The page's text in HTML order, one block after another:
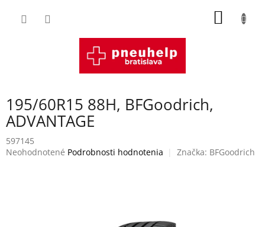
195/60R15 88H, BFGoodrich,
ADVANTAGE
597145
Priemerné
Neohodnotené Podrobnosti hodnotenia Značka: BFGoodrich